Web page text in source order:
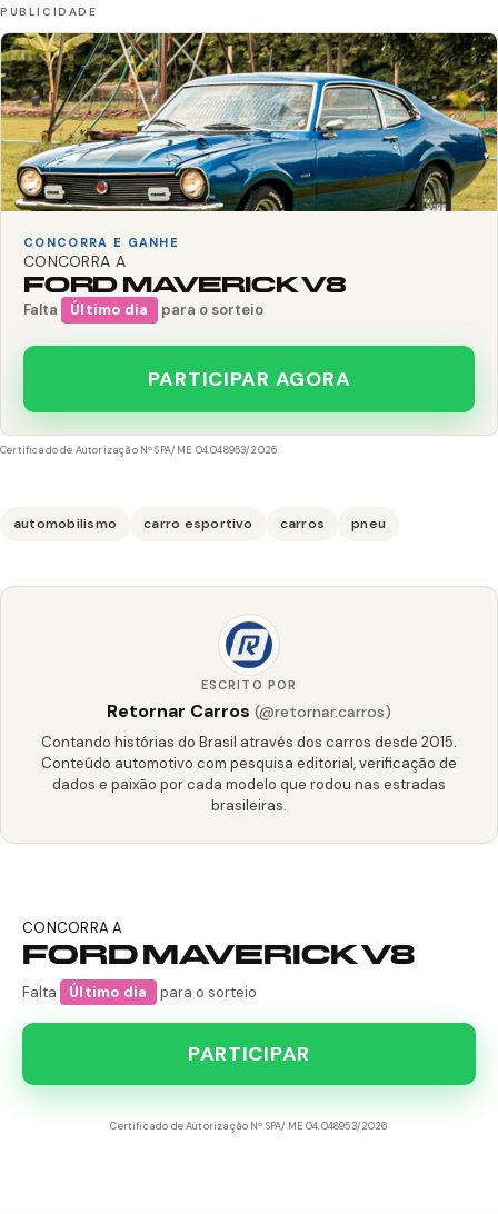
CONCORRA E GANHE
CONCORRA A
FORD MAVERICK V8
Falta Último dia para o sorteio
PARTICIPAR AGORA
Certificado de Autorização Nº SPA/ME 04.048953/2026
automobilismo carro esportivo carros pneu
ESCRITO POR
Retornar Carros (@retornar.carros)
Contando histórias do Brasil através dos carros desde 2015.
Conteúdo automotivo com pesquisa editorial, verificação de
dados e paixão por cada modelo que rodou nas estradas
brasileiras.
CONCORRA A
FORD MAVERICK V8
Falta Último dia para o sorteio
PARTICIPAR
Certificado de Autorização Nº SPA/ME 04.048953/2026